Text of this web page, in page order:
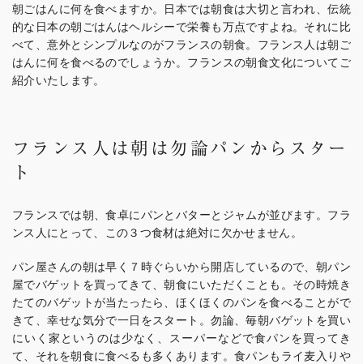
朝ごはんに何を食べますか。日本では朝食は大切と言われ、伝統
的な日本の朝ごはんはヘルシーで栄養も万点ですよね。それに比
べて、意外とシンプルなのがフランスの朝食。フランス人は朝ご
はんに何を食べるのでしょうか。フランスの朝食文化についてご
紹介いたします。
フランス人は朝は勿論パンからスター
ト
フランスでは朝、食卓にパンとバターとジャムが並びます。フラ
ンス人にとって、この３つ食材は絶対に欠かせません。
パン屋さんの朝は早く７時ぐらいから開店しているので、朝パン
屋でバゲットを買ってきて、朝食にいただくことも。その時焼き
たてのバゲットが当たったら、ほくほくのパンを食べることがで
きて、幸せな気分で一日をスタート。勿論、毎朝バゲットを買い
にいく家というのは少なく、スーパーなどで食パンを買ってき
て、それを朝食に食べるも多くあります。食パンもライ麦入りや